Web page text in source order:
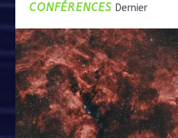
Nuit des étoiles
CONFÉRENCES Dernier